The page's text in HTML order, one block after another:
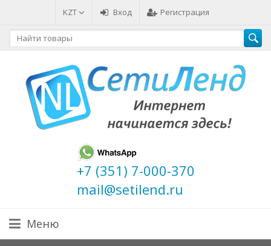
KZT Вход Регистрация
+7 (351) 7-000-370
mail@setilend.ru
Меню